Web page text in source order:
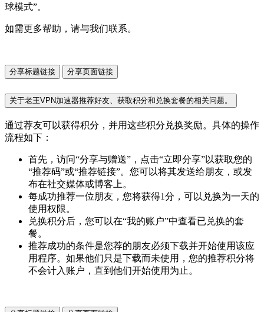
球模式”。
如需更多帮助，请与我们联系。
分享标题链接 分享页面链接
关于老王VPN加速器推荐好友、获取积分和兑换套餐的相关问题。
通过荐友可以获得积分，并用这些积分兑换奖励。具体的操作
流程如下：
首先，访问“分享与赠送”，点击“立即分享”以获取您的
“推荐码”或“推荐链接”。您可以将其发送给朋友，或发
布在社交媒体或博客上。
每成功推荐一位朋友，您将获得1分，可以兑换为一天的
使用权限。
兑换积分后，您可以在“我的账户”中查看已兑换的套
餐。
推荐成功的条件是您荐的朋友必须下载并开始使用该应
用程序。如果他们只是下载而未使用，您的推荐积分将
不会计入账户，直到他们开始使用为止。